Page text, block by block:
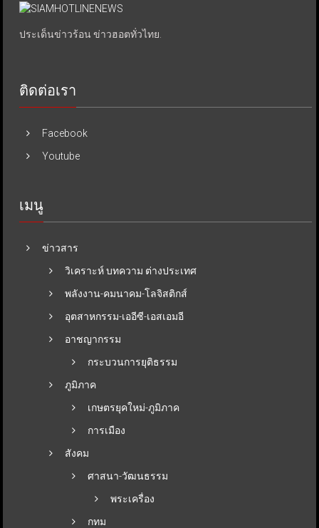
ประเด็นข่าวร้อน ข่าวฮอตทั่วไทย.
ติดต่อเรา
Facebook
Youtube
เมนู
ข่าวสาร
วิเคราะห์ บทความ ต่างประเทศ
พลังงาน-คมนาคม-โลจิสติกส์
อุตสาหกรรม-เออีซี-เอสเอมอี
อาชญากรรม
กระบวนการยุติธรรม
ภูมิภาค
เกษตรยุคใหม่-ภูมิภาค
การเมือง
สังคม
ศาสนา-วัฒนธรรม
พระเครื่อง
กทม